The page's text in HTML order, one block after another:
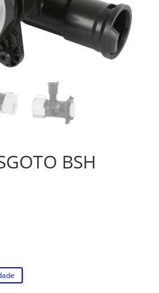
BSH